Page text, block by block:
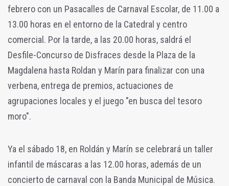
febrero con un Pasacalles de Carnaval Escolar, de 11.00 a
13.00 horas en el entorno de la Catedral y centro
comercial. Por la tarde, a las 20.00 horas, saldrá el
Desfile-Concurso de Disfraces desde la Plaza de la
Magdalena hasta Roldan y Marín para finalizar con una
verbena, entrega de premios, actuaciones de
agrupaciones locales y el juego "en busca del tesoro
moro".
Ya el sábado 18, en Roldán y Marín se celebrará un taller
infantil de máscaras a las 12.00 horas, además de un
concierto de carnaval con la Banda Municipal de Música.